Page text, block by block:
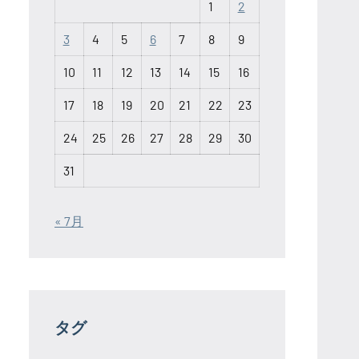
1 2
3 4 5 6 7 8 9
10 11 12 13 14 15 16
17 18 19 20 21 22 23
24 25 26 27 28 29 30
31
« 7月
タグ